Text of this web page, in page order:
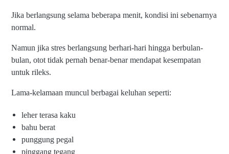
Jika berlangsung selama beberapa menit, kondisi ini sebenarnya
normal.
Namun jika stres berlangsung berhari-hari hingga berbulan-
bulan, otot tidak pernah benar-benar mendapat kesempatan
untuk rileks.
Lama-kelamaan muncul berbagai keluhan seperti:
leher terasa kaku
bahu berat
punggung pegal
pinggang tegang